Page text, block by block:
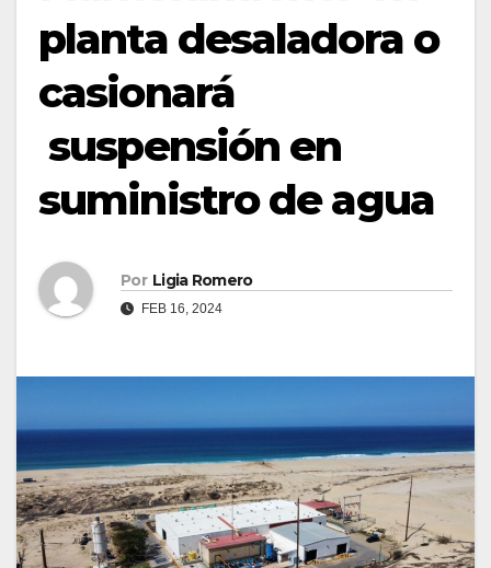
planta desaladora o
casionará
suspensión en
suministro de agua
Por Ligia Romero
FEB 16, 2024